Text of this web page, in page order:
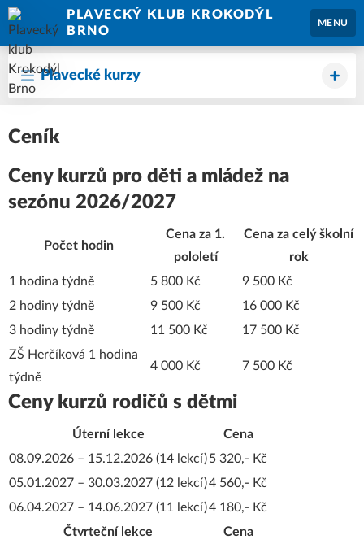
PLAVECKÝ KLUB KROKODÝL
BRNO
MENU
Plavecké kurzy
Ceník
Ceny kurzů pro děti a mládež na
sezónu 2026/2027
Počet hodin
Cena za 1.
pololetí
Cena za celý školní
rok
1 hodina týdně
5 800 Kč
9 500 Kč
2 hodiny týdně
9 500 Kč
16 000 Kč
3 hodiny týdně
11 500 Kč
17 500 Kč
ZŠ Herčíková 1 hodina
týdně
4 000 Kč 7 500 Kč
Ceny kurzů rodičů s dětmi
Úterní lekce
Cena
08.09.2026 – 15.12.2026 (14 lekcí)5 320,- Kč
05.01.2027 – 30.03.2027 (12 lekcí)4 560,- Kč
06.04.2027 – 14.06.2027 (11 lekcí)4 180,- Kč
Čtvrteční lekce
Cena